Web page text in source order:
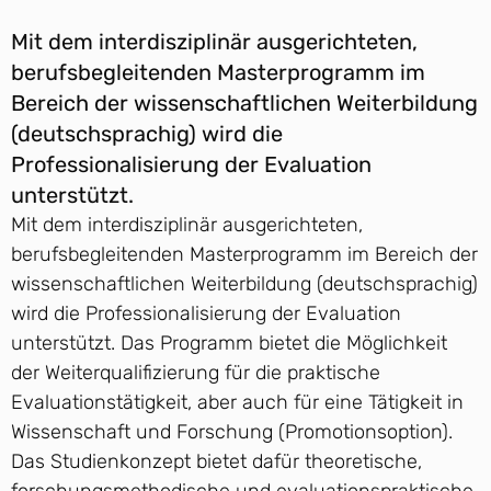
Mit dem interdisziplinär ausgerichteten,
berufsbegleitenden Masterprogramm im
Bereich der wissenschaftlichen Weiterbildung
(deutschsprachig) wird die
Professionalisierung der Evaluation
unterstützt.
Mit dem interdisziplinär ausgerichteten,
berufsbegleitenden Masterprogramm im Bereich der
wissenschaftlichen Weiterbildung (deutschsprachig)
wird die Professionalisierung der Evaluation
unterstützt. Das Programm bietet die Möglichkeit
der Weiterqualifizierung für die praktische
Evaluationstätigkeit, aber auch für eine Tätigkeit in
Wissenschaft und Forschung (Promotionsoption).
Das Studienkonzept bietet dafür theoretische,